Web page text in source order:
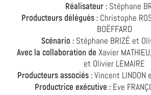
Réalisateur : Stéphane
Producteurs délégués :Christophe
BOËFFARD
Scénario : Stéphane BRIZÉ et
Avec la collaboration de Xavier
et Olivier LEMAIRE
Producteurs associés : Vincent LINDON
Productrice exécutive : Eve